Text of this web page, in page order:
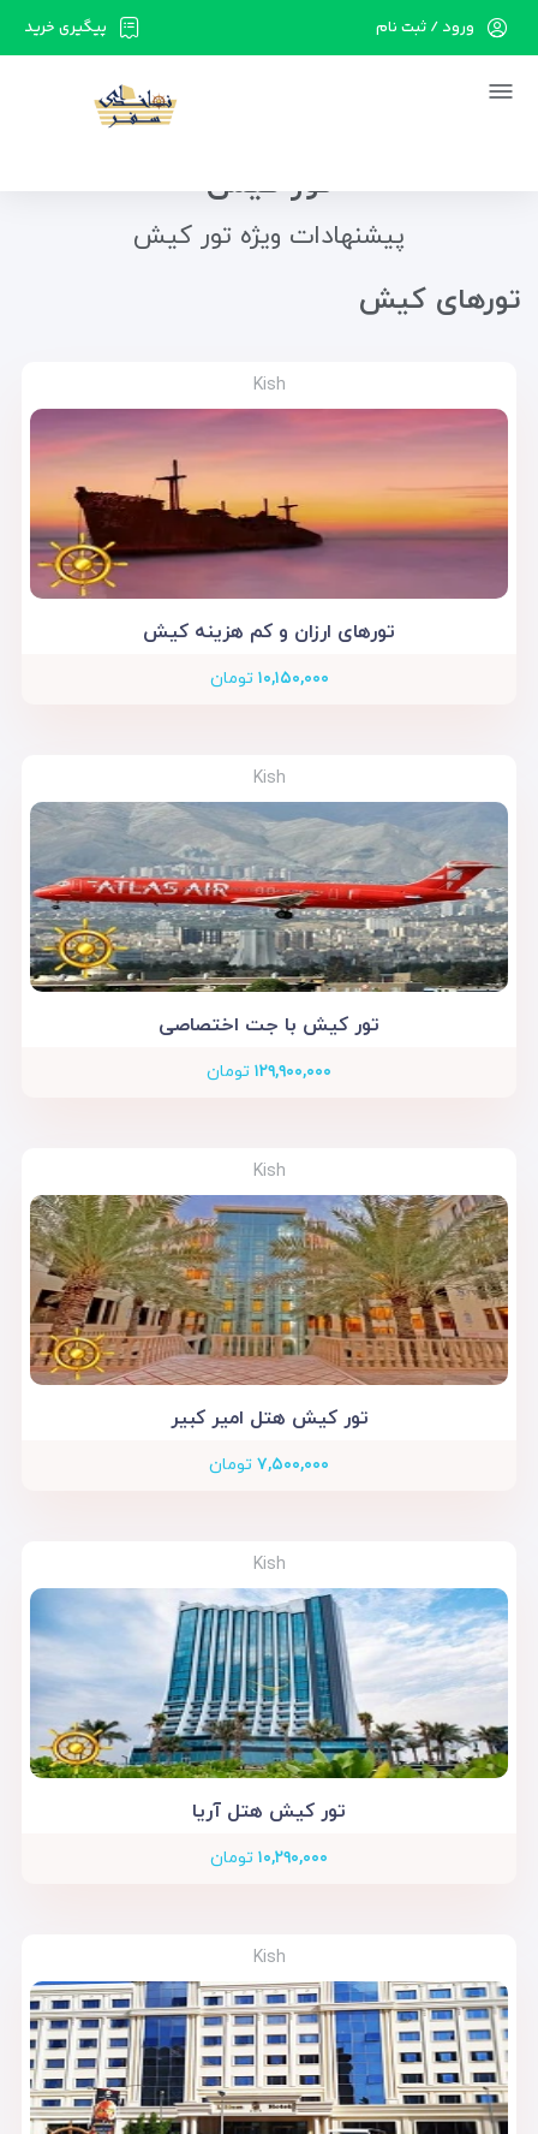
در حال حاضر ارتباط با سرور قطع می باشد لطفا
پیگیری خرید ورود / ثبت نام
تور کیش
پیشنهادات ویژه تور کیش
تور‌های کیش
Kish
تورهای ارزان و کم هزینه کیش
۱۰,۱۵۰,۰۰۰ تومان
Kish
تور کیش با جت اختصاصی
۱۲۹,۹۰۰,۰۰۰ تومان
Kish
تور کیش هتل امیر کبیر
۷,۵۰۰,۰۰۰ تومان
Kish
تور کیش هتل آریا
۱۰,۲۹۰,۰۰۰ تومان
Kish